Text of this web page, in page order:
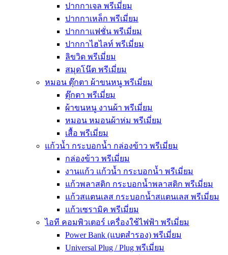
ปากกาเจล พรีเมี่ยม
ปากกาเหล็ก พรีเมี่ยม
ปากกาแฟชั่น พรีเมี่ยม
ปากกาไฮไลท์ พรีเมี่ยม
ลิขวิด พรีเมี่ยม
สมุดโน๊ต พรีเมี่ยม
หมอน ตุ๊กตา ผ้าขนหนู พรีเมี่ยม
ตุ๊กตา พรีเมี่ยม
ผ้าขนหนู งานผ้า พรีเมี่ยม
หมอน หมอนผ้าห่ม พรีเมี่ยม
เสื้อ พรีเมี่ยม
แก้วน้ำ กระบอกน้ำ กล่องข้าว พรีเมี่ยม
กล่องข้าว พรีเมี่ยม
งานแก้ว แก้วน้ำ กระบอกน้ำ พรีเมี่ยม
แก้วพลาสติก กระบอกน้ำพลาสติก พรีเมี่ยม
แก้วสแตนเลส กระบอกน้ำสแตนเลส พรีเมี่ยม
แก้วเซรามิค พรีเมี่ยม
ไอที คอมพิวเตอร์ เครื่องใช้ไฟฟ้า พรีเมี่ยม
Power Bank (แบตสำรอง) พรีเมี่ยม
Universal Plug / Plug พรีเมี่ยม